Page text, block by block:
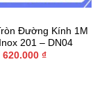
Đường Kính 1M
201 – DN04
Giá
620.000 ₫Giá